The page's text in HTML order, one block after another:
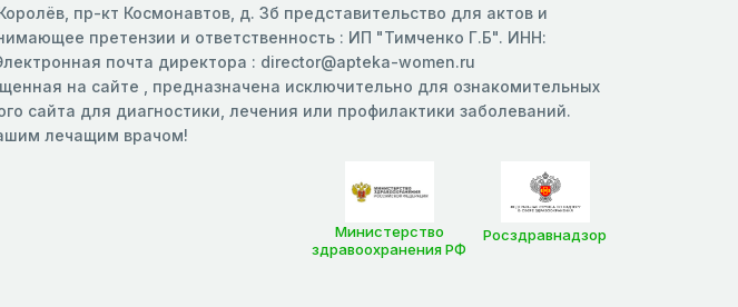
пр-кт Космонавтов, д. 3б представительство для актов и
претензии и ответственность : ИП "Тимченко Г.Б". ИНН:
почта директора : director@apteka-women.ru
на сайте , предназначена исключительно для ознакомительных
сайта для диагностики, лечения или профилактики заболеваний.
лечащим врачом!
Росздравнадзор
Министерство
здравоохранения РФ